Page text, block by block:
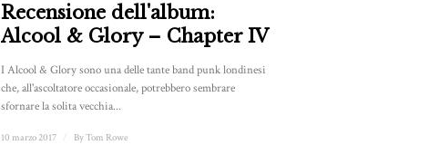
Recensione dell'album:
Alcool & Glory – Chapter IV
I Alcool & Glory sono una delle tante band punk londinesi
che, all'ascoltatore occasionale, potrebbero sembrare
sfornare la solita vecchia...
10 marzo 2017 ByTom Rowe